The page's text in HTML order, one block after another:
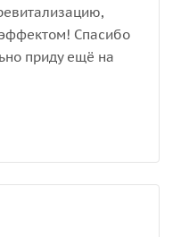
Спасибо
приду ещё на